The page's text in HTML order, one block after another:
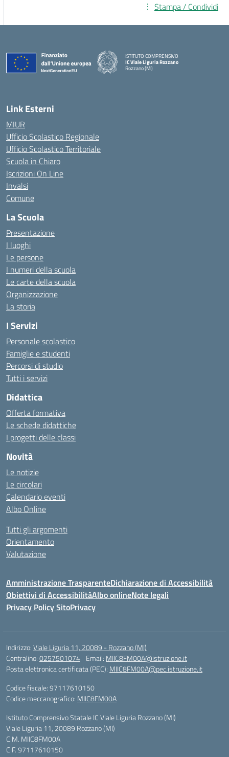
Stampa / Condividi
ISTITUTO COMPRENSIVO
IC Viale Liguria Rozzano
Rozzano (MI)
Link Esterni
MIUR
Ufficio Scolastico Regionale
Ufficio Scolastico Territoriale
Scuola in Chiaro
Iscrizioni On Line
Invalsi
Comune
La Scuola
Presentazione
I luoghi
Le persone
I numeri della scuola
Le carte della scuola
Organizzazione
La storia
I Servizi
Personale scolastico
Famiglie e studenti
Percorsi di studio
Tutti i servizi
Didattica
Offerta formativa
Le schede didattiche
I progetti delle classi
Novità
Le notizie
Le circolari
Calendario eventi
Albo Online
Tutti gli argomenti
Orientamento
Valutazione
Amministrazione TrasparenteDichiarazione di Accessibilità
Obiettivi di AccessibilitàAlbo onlineNote legali
Privacy Policy SitoPrivacy
Indirizzo:Viale Liguria 11, 20089 - Rozzano (MI)
Centralino:0257501074 Email: MIIC8FM00A@istruzione.it
Posta elettronica certificata (PEC): MIIC8FM00A@pec.istruzione.it
Codice fiscale: 97117610150
Codice meccanografico: MIIC8FM00A
Istituto Comprensivo Statale IC Viale Liguria Rozzano (MI)
Viale Liguria 11, 20089 Rozzano (MI)
C.M. MIIC8FM00A
C.F. 97117610150